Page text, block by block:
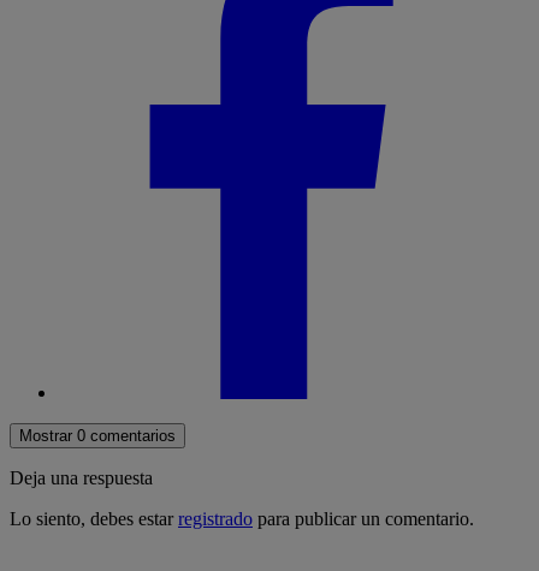
Mostrar 0 comentarios
Deja una respuesta
Lo siento, debes estarregistrado para publicar un comentario.